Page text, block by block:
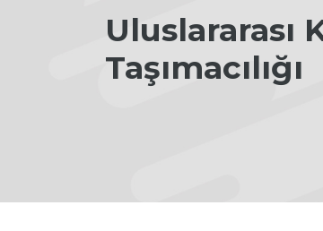
Uluslararası
Taşımacılığı